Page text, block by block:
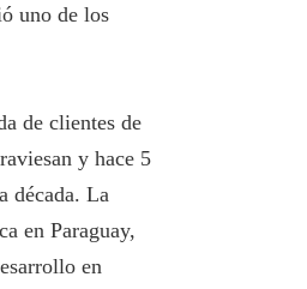
uno de los
de clientes de
y hace 5
década. La
en Paraguay,
en